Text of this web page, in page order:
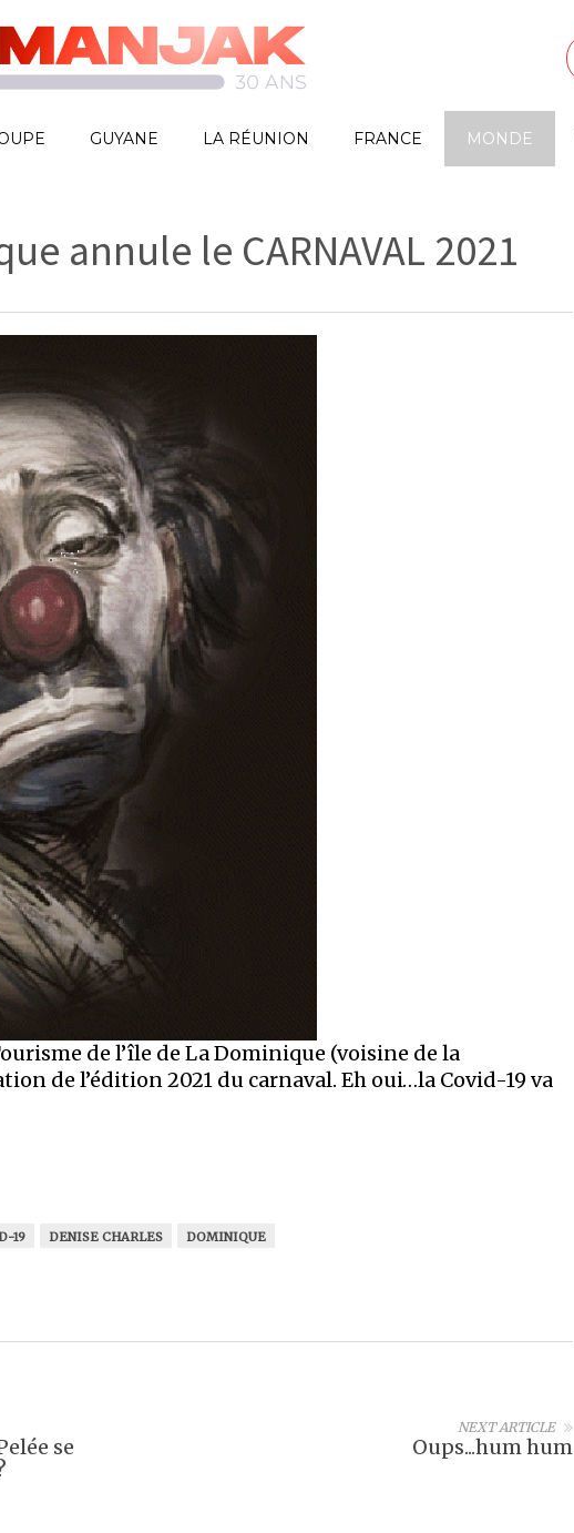
GUYANE LA RÉUNION FRANCE MONDE
annule le CARNAVAL 2021
de l’île de La Dominique (voisine de la
de l’édition 2021 du carnaval. Eh oui…la Covid-19 va
19 DENISE CHARLES DOMINIQUE
NEXT ARTICLE
Oups...hum hum
se